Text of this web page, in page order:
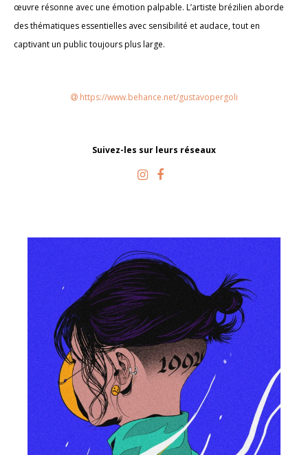
œuvre résonne avec une émotion palpable. L’artiste brézilien aborde
des thématiques essentielles avec sensibilité et audace, tout en
captivant un public toujours plus large.
https://www.behance.net/gustavopergoli
Suivez-les sur leurs réseaux